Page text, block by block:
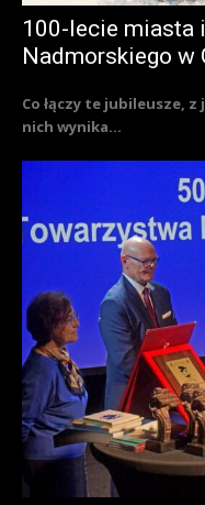
100-lecie miasta
Nadmorskiego w
Co łączy te jubileusze,
nich wynika...